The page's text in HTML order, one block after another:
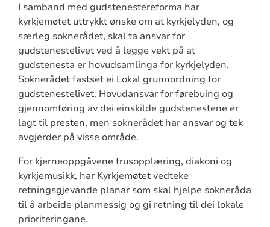
I samband med gudstenestereforma har
kyrkjemøtet uttrykkt ønske om at kyrkjelyden, og
særleg soknerådet, skal ta ansvar for
gudstenestelivet ved å legge vekt på at
gudstenesta er hovudsamlinga for kyrkjelyden.
Soknerådet fastset ei Lokal grunnordning for
gudstenestelivet. Hovudansvar for førebuing og
gjennomføring av dei einskilde gudstenestene er
lagt til presten, men soknerådet har ansvar og tek
avgjerder på visse område.
For kjerneoppgåvene trusopplæring, diakoni og
kyrkjemusikk, har Kyrkjemøtet vedteke
retningsgjevande planar som skal hjelpe sokneråda
til å arbeide planmessig og gi retning til dei lokale
prioriteringane.